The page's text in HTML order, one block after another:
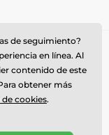
creada por
de seguimiento?
en línea. Al
contenido de este
obtener más
cookies.